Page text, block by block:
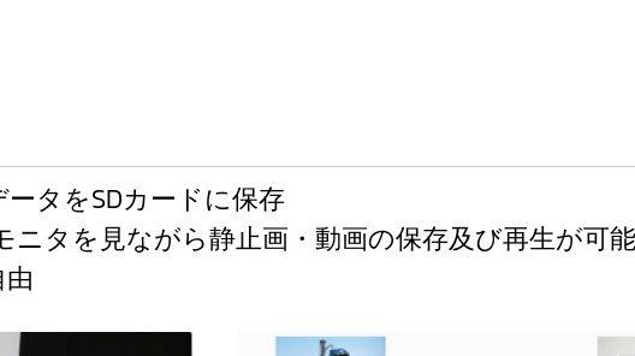
タをSDカードに保存
ニタを見ながら静止画・動画の保存及び再生が可能